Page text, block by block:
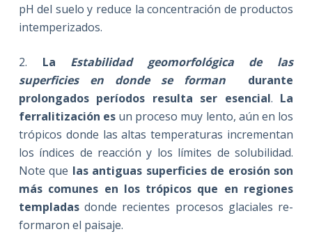
pH del suelo y reduce la concentración de productos
intemperizados.
2. La Estabilidad geomorfológica de las
superficies en donde se forman
durante
prolongados períodos resulta ser esencial. La
ferralitización es un proceso muy lento, aún en los
trópicos donde las altas temperaturas incrementan
los índices de reacción y los límites de solubilidad.
Note que las antiguas superficies de erosión son
más comunes en los trópicos que en regiones
templadasdonde recientes procesos glaciales re-
formaron el paisaje.